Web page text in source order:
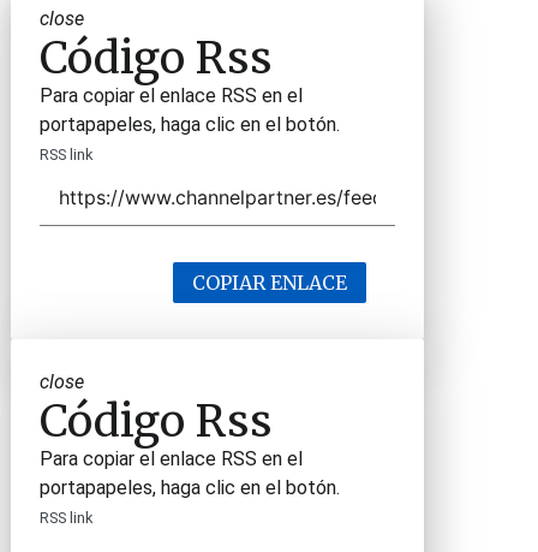
close
Código Rss
Para copiar el enlace RSS en el
portapapeles, haga clic en el botón.
RSS link
COPIAR ENLACE
close
Código Rss
Para copiar el enlace RSS en el
portapapeles, haga clic en el botón.
RSS link